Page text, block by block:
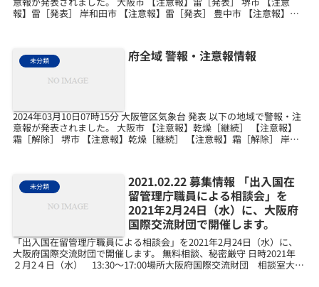
報】雷［発表］ 岸和田市 【注意報】雷［発表］ 豊中市 【注意報】雷
未分類 府全域 警報・注意報情報
2024年03月10日07時15分 大阪管区気象台 発表 以下の地域で警報・注
意報が発表されました。 大阪市 【注意報】乾燥［継続］ 【注意報】
霜［解除］ 堺市 【注意報】乾燥［継続］ 【注意報】霜［解除］ 岸和
未分類
2021.02.22 募集情報 「出入国在
留管理庁職員による相談会」を
2021年2月24日（水）に、大阪府
国際交流財団で開催します。
「出入国在留管理庁職員による相談会」を2021年2月24日（水）に、
大阪府国際交流財団で開催します。 無料相談、秘密厳守 日時2021年
２月2４日（水） 13:30～17:00場所大阪府国際交流財団 相談室大阪